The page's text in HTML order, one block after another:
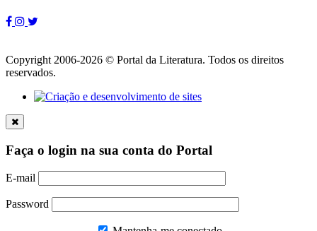
Copyright 2006-2026 © Portal da Literatura. Todos os direitos
reservados.
Faça o login na sua conta do Portal
E-mail
Password